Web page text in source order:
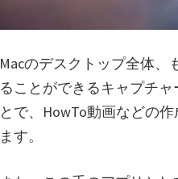
Macのデスクトップ全体
ることができるキャプチャ
とで、HowTo動画などの
ます。